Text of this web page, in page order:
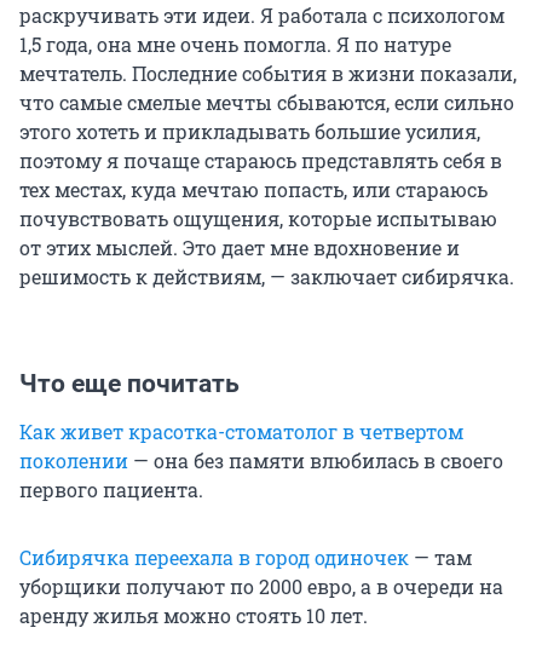
раскручивать эти идеи. Я работала с психологом
1,5 года, она мне очень помогла. Я по натуре
мечтатель. Последние события в жизни показали,
что самые смелые мечты сбываются, если сильно
этого хотеть и прикладывать большие усилия,
поэтому я почаще стараюсь представлять себя в
тех местах, куда мечтаю попасть, или стараюсь
почувствовать ощущения, которые испытываю
от этих мыслей. Это дает мне вдохновение и
решимость к действиям, — заключает сибирячка.
Что еще почитать
Как живет красотка-стоматолог в четвертом
поколении — она без памяти влюбилась в своего
первого пациента.
Сибирячка переехала в город одиночек — там
уборщики получают по 2000 евро, а в очереди на
аренду жилья можно стоять 10 лет.